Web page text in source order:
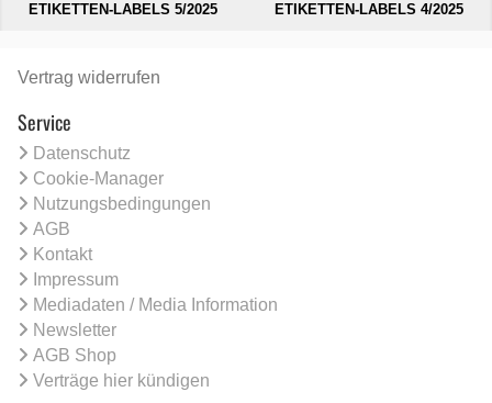
ETIKETTEN-LABELS 5/2025 ETIKETTEN-LABELS 4/2025
Vertrag widerrufen
Service
Datenschutz
Cookie-Manager
Nutzungsbedingungen
AGB
Kontakt
Impressum
Mediadaten / Media Information
Newsletter
AGB Shop
Verträge hier kündigen